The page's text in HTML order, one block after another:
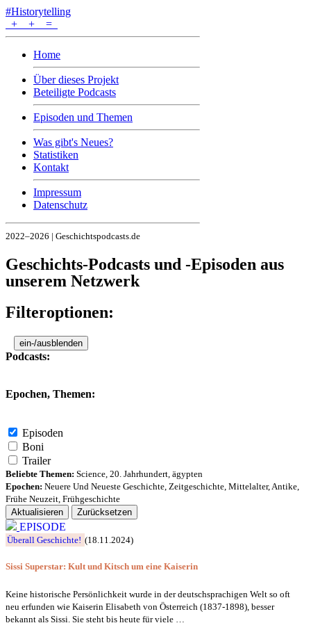
#Historytelling
+
+ =
Home
Über dieses Projekt
Beteiligte Podcasts
Episoden und Themen
Was gibt's Neues?
Statistiken
Kontakt
Impressum
Datenschutz
2022–2026 | Geschichtspodcasts.de
Geschichts-Podcasts und -Episoden aus
unserem Netzwerk
Filteroptionen:
ein-/ausblenden
Podcasts:
Epochen, Themen:
Episoden
Boni
Trailer
Beliebte Themen: Science 20. Jahrhundert ägypten
Epochen: Neuere Und Neueste Geschichte Zeitgeschichte Mittelalter, Antike
Frühe Neuzeit Frühgeschichte
Aktualisieren
Zurücksetzen
EPISODE
Überall Geschichte! (18.11.2024)
Sissi Superstar: Kult und Kitsch um eine Kaiserin
Keine historische Persönlichkeit wurde in der deutschsprachigen Welt so oft
neu erfunden wie Kaiserin Elisabeth von Österreich (1837-1898), besser
bekannt als Sissi. Sie steht bis heute für viele …